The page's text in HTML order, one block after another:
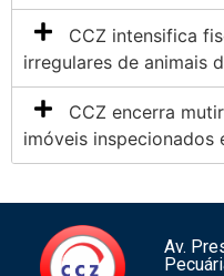
CCZ intensifica
irregulares de animais
CCZ encerra
imóveis inspecionados
Av.